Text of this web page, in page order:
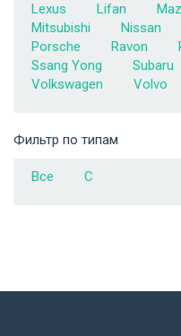
Lexus
Lifan
Mitsubishi
Nissan
Porsche
Ravon
Ssang Yong
Subaru
Volkswagen
Volvo
Фильтр по типам
Все C